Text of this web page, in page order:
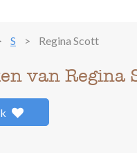
S Regina Scott
van Regina